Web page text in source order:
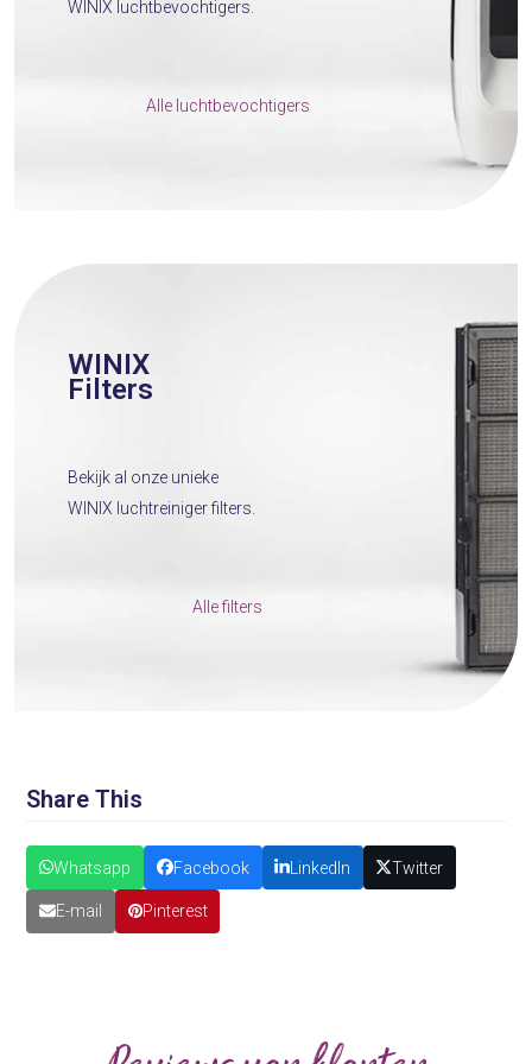
WINIX luchtbevochtigers.
Alle luchtbevochtigers
WINIX
Filters
Bekijk al onze unieke
WINIX luchtreiniger filters.
Alle filters
Share This
Whatsapp Facebook LinkedIn Twitter
E-mail Pinterest